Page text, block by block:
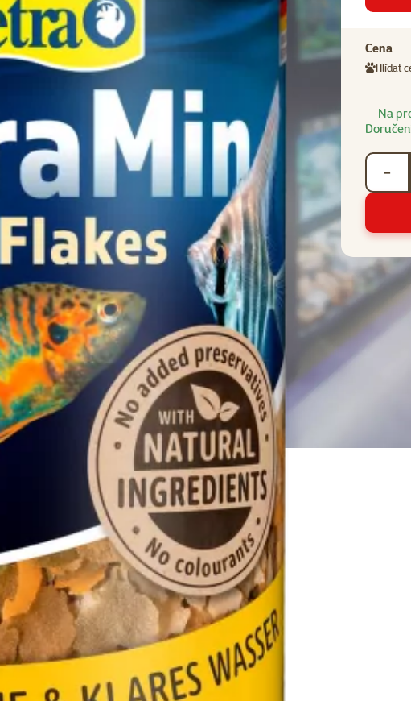
Cena
Hlídat
Na
−